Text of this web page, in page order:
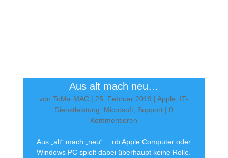
Aus alt mach neu…
vonToMa·MAC | 25. Februar 2019 |Apple
IT-
Dienstleistung
Microsoft Support | 0
Kommentieren
Aus „alt“ mach „neu“… ob Apple Computer oder
Windows PC spielt dabei überhaupt keine Rolle.